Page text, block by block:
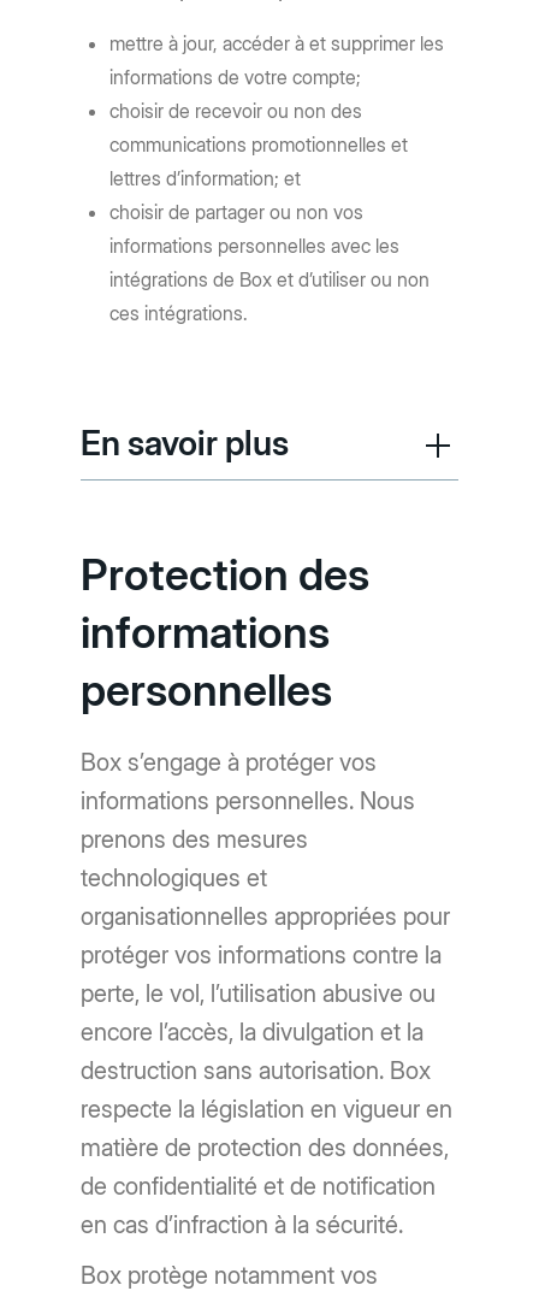
mettre à jour, accéder à et supprimer les
informations de votre compte;
choisir de recevoir ou non des
communications promotionnelles et
lettres d’information; et
choisir de partager ou non vos
informations personnelles avec les
intégrations de Box et d’utiliser ou non
ces intégrations.
En savoir plus
Protection des
informations
personnelles
Box s’engage à protéger vos
informations personnelles. Nous
prenons des mesures
technologiques et
organisationnelles appropriées pour
protéger vos informations contre la
perte, le vol, l’utilisation abusive ou
encore l’accès, la divulgation et la
destruction sans autorisation. Box
respecte la législation en vigueur en
matière de protection des données,
de confidentialité et de notification
en cas d’infraction à la sécurité.
Box protège notamment vos